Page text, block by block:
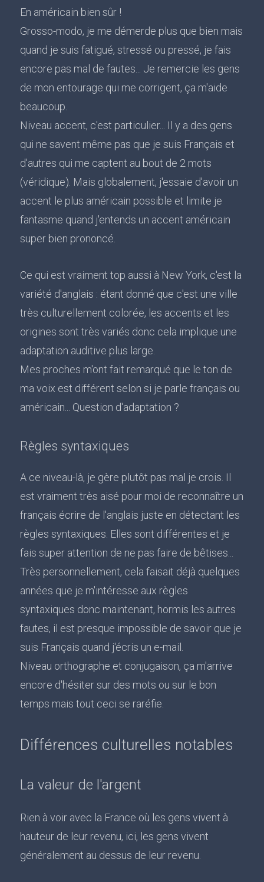
En américain bien sûr !
Grosso-modo, je me démerde plus que bien mais
quand je suis fatigué, stressé ou pressé, je fais
encore pas mal de fautes... Je remercie les gens
de mon entourage qui me corrigent, ça m'aide
beaucoup.
Niveau accent, c'est particulier... Il y a des gens
qui ne savent même pas que je suis Français et
d'autres qui me captent au bout de 2 mots
(véridique). Mais globalement, j'essaie d'avoir un
accent le plus américain possible et limite je
fantasme quand j'entends un accent américain
super bien prononcé.
Ce qui est vraiment top aussi à New York, c'est la
variété d'anglais : étant donné que c'est une ville
très culturellement colorée, les accents et les
origines sont très variés donc cela implique une
adaptation auditive plus large.
Mes proches m'ont fait remarqué que le ton de
ma voix est différent selon si je parle français ou
américain... Question d'adaptation ?
Règles syntaxiques
A ce niveau-là, je gère plutôt pas mal je crois. Il
est vraiment très aisé pour moi de reconnaître un
français écrire de l'anglais juste en détectant les
règles syntaxiques. Elles sont différentes et je
fais super attention de ne pas faire de bêtises...
Très personnellement, cela faisait déjà quelques
années que je m'intéresse aux règles
syntaxiques donc maintenant, hormis les autres
fautes, il est presque impossible de savoir que je
suis Français quand j'écris un e-mail.
Niveau orthographe et conjugaison, ça m'arrive
encore d'hésiter sur des mots ou sur le bon
temps mais tout ceci se raréfie.
Différences culturelles notables
La valeur de l'argent
Rien à voir avec la France où les gens vivent à
hauteur de leur revenu, ici, les gens vivent
généralement au dessus de leur revenu.